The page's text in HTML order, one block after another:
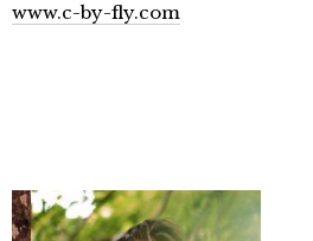
www.c-by-fly.com